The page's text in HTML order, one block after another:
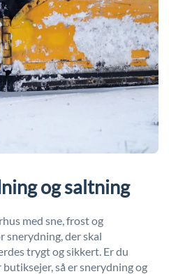
og saltning
med sne, frost og
snerydning, der skal
trygt og sikkert. Er du
så er snerydning og